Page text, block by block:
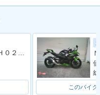
ＸＪＲ４００Ｒ ＲＨ０２Ｊ ２００１年モデル ディープパープリッシュブルーメタリックＣ
このバイク